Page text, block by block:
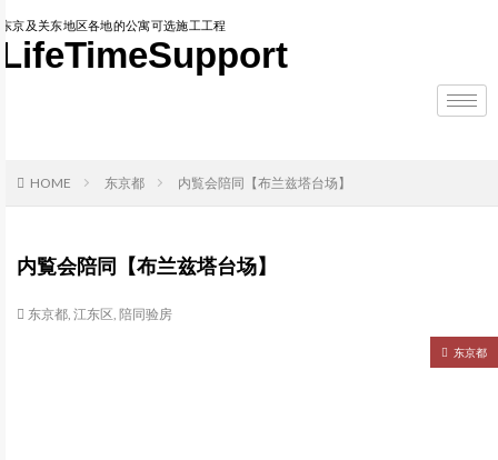
东京及关东地区各地的公寓可选施工工程
LifeTimeSupport
HOME 东京都 内覧会陪同【布兰兹塔台场】
内覧会陪同【布兰兹塔台场】
东京都, 江东区, 陪同验房
东京都